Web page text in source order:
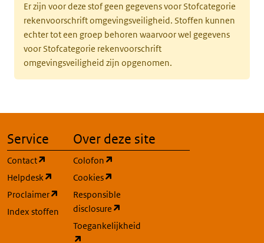
Er zijn voor deze stof geen gegevens voor Stofcategorie
rekenvoorschrift omgevingsveiligheid. Stoffen kunnen
echter tot een groep behoren waarvoor wel gegevens
voor Stofcategorie rekenvoorschrift
omgevingsveiligheid zijn opgenomen.
Service
Contact
(opent in een nieuw tabblad)
Helpdesk
(opent in een nieuw tabblad)
Proclaimer
(opent in een nieuw tabblad)
Index stoffen
Over deze site
Colofon
Cookies
Responsible
disclosure
Toegankelijkheid